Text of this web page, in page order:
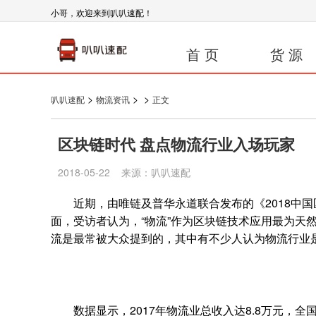
小哥，欢迎来到叭叭速配！
首 页 货 源
叭叭速配 > 物流资讯 > > 正文
区块链时代 盘点物流行业入场玩家
2018-05-22 来源：叭叭速配
近期，由唯链及普华永道联合发布的《2018中国
面，受访者认为，“物流”作为区块链技术应用最为
流是最常被大众提到的，其中有不少人认为物流行
数据显示，2017年物流业总收入达8.8万元，全